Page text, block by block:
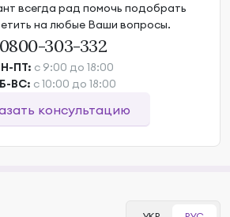
всегда рад помочь подобрать
на любые Ваши вопросы.
0800-303-332
ПТ: с 9:00 до 18:00
ВС: с 10:00 до 18:00
консультацию